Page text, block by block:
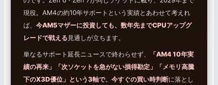
現役。AM4の約10年サポートという実績とあわせて考えれ
ば、今AM5マザーに投資しても、数年先までCPUアップグ
レードで戦える見通しが立ちます。
単なるサポート延長ニュースで終わらせず、
「AM4 10年実
績の再来」「次ソケットを急がない損得勘定」「メモリ高騰
下のX3D優位」という3軸で、今すぐの買い時判断に落とし